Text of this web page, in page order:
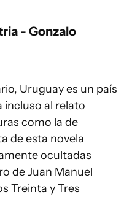
- Gonzalo
Uruguay es un país
incluso al relato
como la de
de esta novela
ocultadas
de Juan Manuel
Treinta y Tres